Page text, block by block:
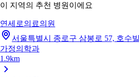
이 지역의 추천 병원이에요
연세로의료의원
서울특별시 종로구 삼봉로 57, 호수
가정의학과
1.9km